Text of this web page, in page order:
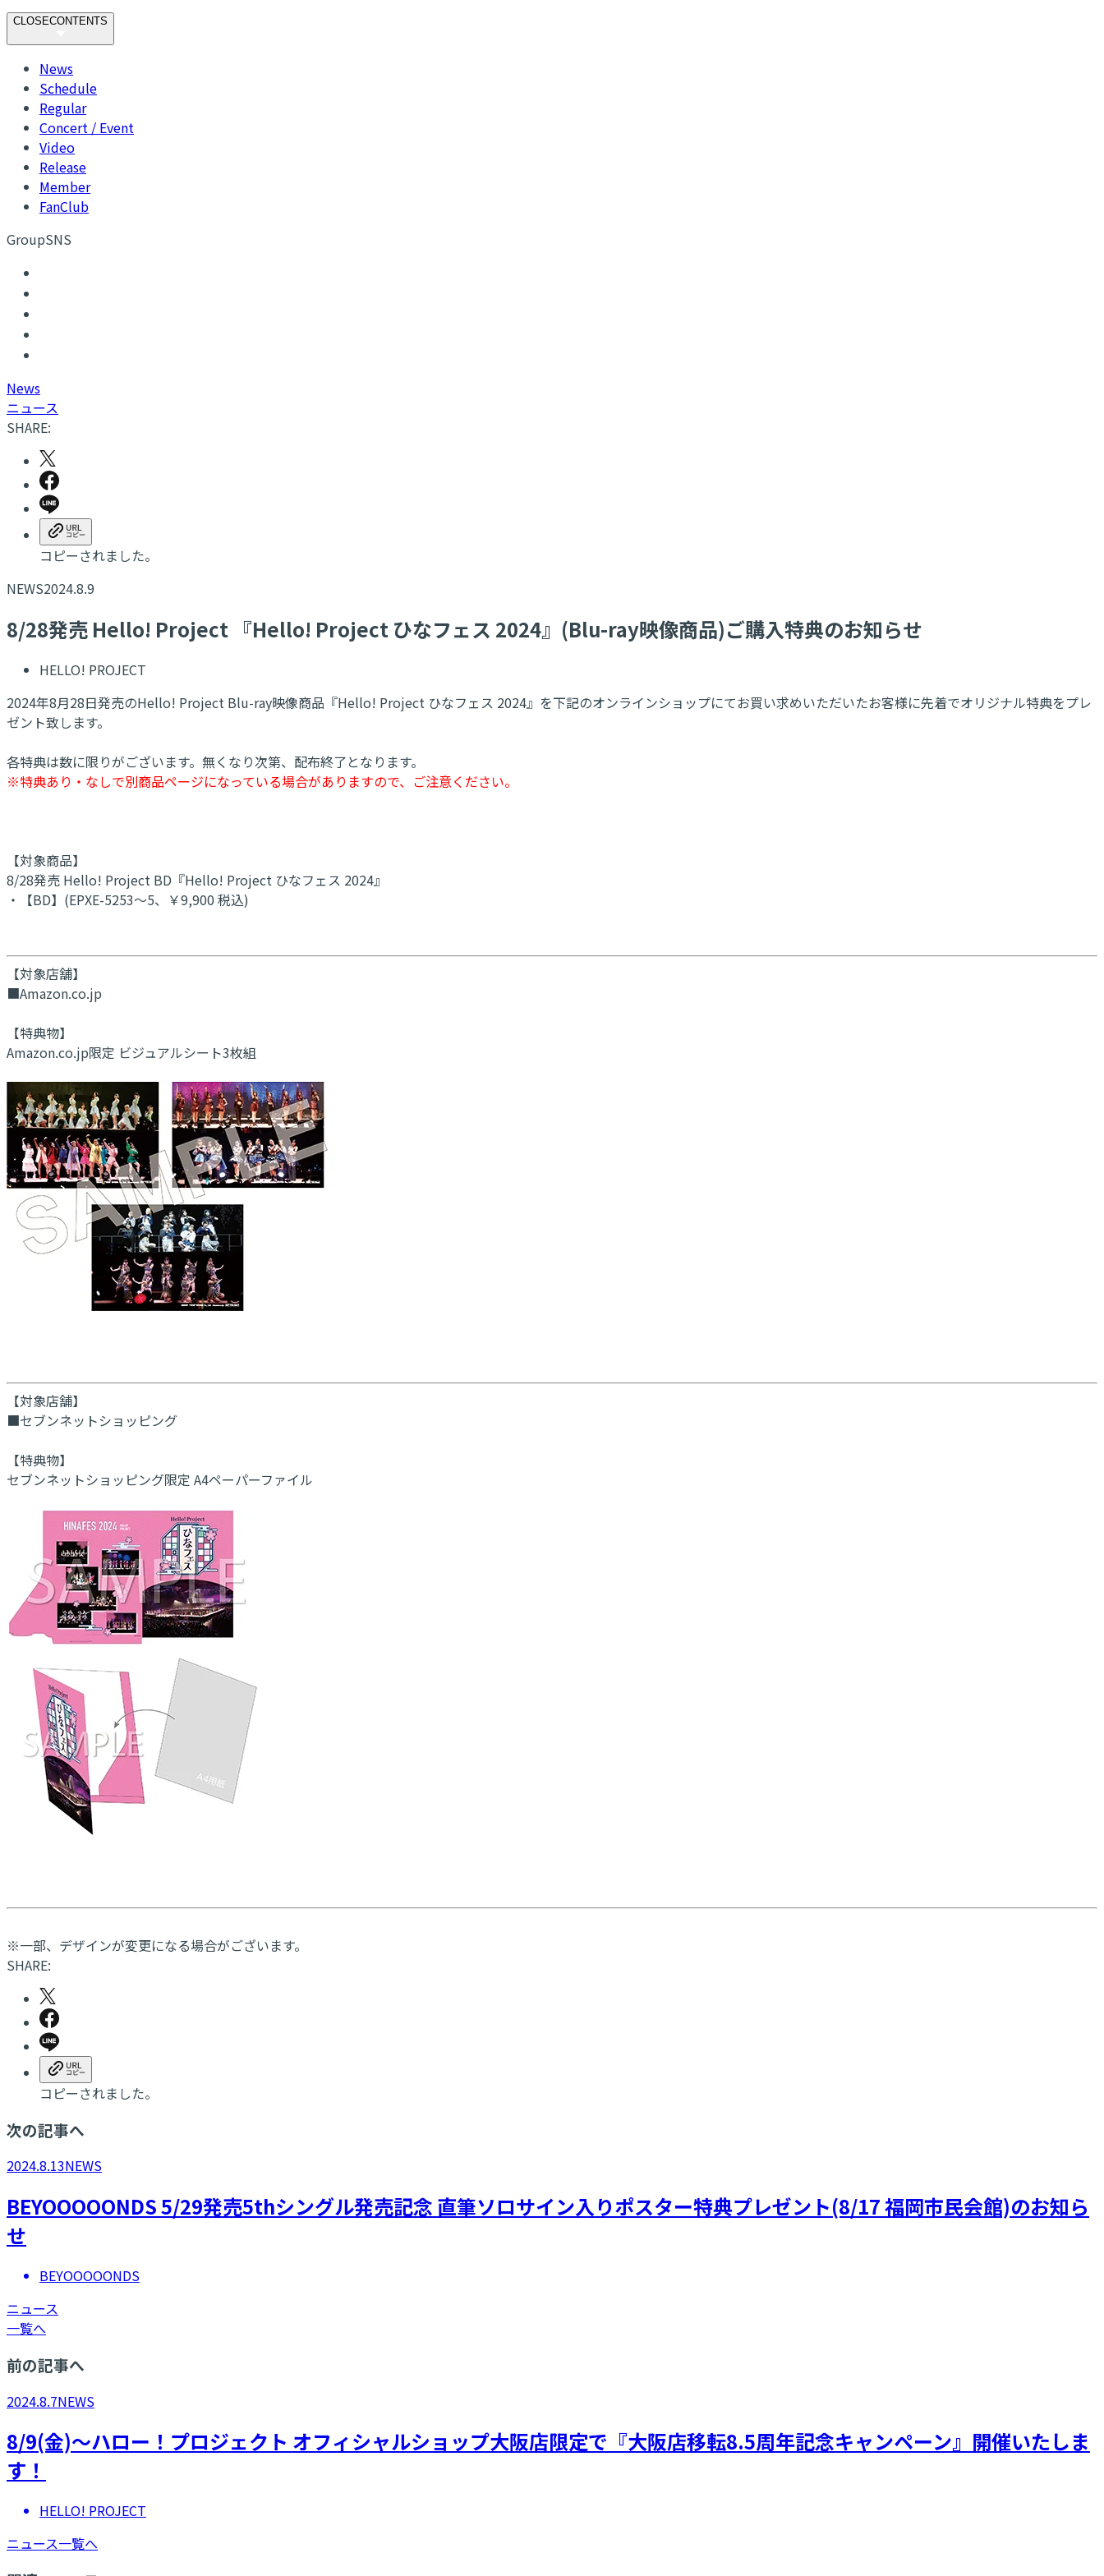
CLOSECONTENTS
News
Schedule
Regular
Concert / Event
Video
Release
Member
FanClub
GroupSNS
News
ニュース
SHARE:
コピーされました。
NEWS2024.8.9
8/28発売 Hello! Project 『Hello! Project ひなフェス 2024』(Blu-ray映像商品)ご購入特典のお知らせ
HELLO! PROJECT
2024年8月28日発売のHello! Project Blu-ray映像商品『Hello! Project ひなフェス 2024』を下記のオンラインショップにてお買い求めいただいたお客様に先着でオリジナル特典をプレ
ゼント致します。
各特典は数に限りがございます。無くなり次第、配布終了となります。
※特典あり・なしで別商品ページになっている場合がありますので、ご注意ください。
【対象商品】
8/28発売 Hello! Project BD『Hello! Project ひなフェス 2024』
・【BD】(EPXE-5253～5、￥9,900 税込)
【対象店舗】
■Amazon.co.jp
【特典物】
Amazon.co.jp限定 ビジュアルシート3枚組
【対象店舗】
■セブンネットショッピング
【特典物】
セブンネットショッピング限定 A4ペーパーファイル
※一部、デザインが変更になる場合がございます。
SHARE:
コピーされました。
次の記事へ
2024.8.13NEWS
BEYOOOOONDS 5/29発売5thシングル発売記念 直筆ソロサイン入りポスター特典プレゼント(8/17 福岡市民会館)のお知ら
せ
BEYOOOOONDS
ニュース
一覧へ
前の記事へ
2024.8.7NEWS
8/9(金)～ハロー！プロジェクト オフィシャルショップ大阪店限定で『大阪店移転8.5周年記念キャンペーン』開催いたしま
す！
HELLO! PROJECT
ニュース一覧へ